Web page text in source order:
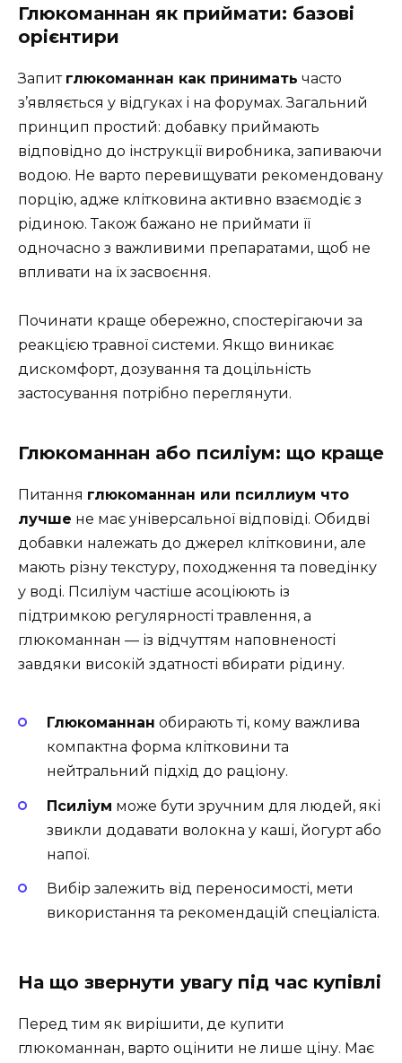
Глюкоманнан як приймати: базові
орієнтири
Запит глюкоманнан как принимать часто
з’являється у відгуках і на форумах. Загальний
принцип простий: добавку приймають
відповідно до інструкції виробника, запиваючи
водою. Не варто перевищувати рекомендовану
порцію, адже клітковина активно взаємодіє з
рідиною. Також бажано не приймати її
одночасно з важливими препаратами, щоб не
впливати на їх засвоєння.
Починати краще обережно, спостерігаючи за
реакцією травної системи. Якщо виникає
дискомфорт, дозування та доцільність
застосування потрібно переглянути.
Глюкоманнан або псиліум: що краще
Питання глюкоманнан или псиллиум что
лучше не має універсальної відповіді. Обидві
добавки належать до джерел клітковини, але
мають різну текстуру, походження та поведінку
у воді. Псиліум частіше асоціюють із
підтримкою регулярності травлення, а
глюкоманнан — із відчуттям наповненості
завдяки високій здатності вбирати рідину.
Глюкоманнан обирають ті, кому важлива
компактна форма клітковини та
нейтральний підхід до раціону.
Псиліум може бути зручним для людей, які
звикли додавати волокна у каші, йогурт або
напої.
Вибір залежить від переносимості, мети
використання та рекомендацій спеціаліста.
На що звернути увагу під час купівлі
Перед тим як вирішити, де купити
глюкоманнан, варто оцінити не лише ціну. Має